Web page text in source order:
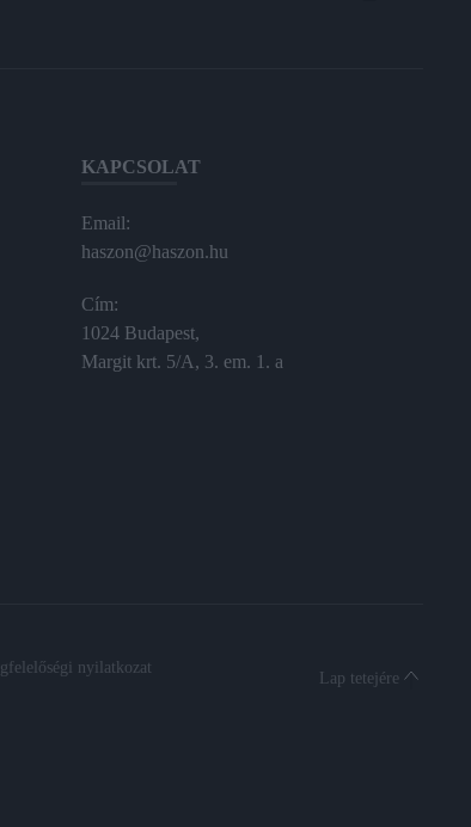
KAPCSOLAT
Email:
haszon@haszon.hu
Cím:
1024 Budapest,
Margit krt. 5/A, 3. em. 1. a
nyilatkozat
Lap tetejére